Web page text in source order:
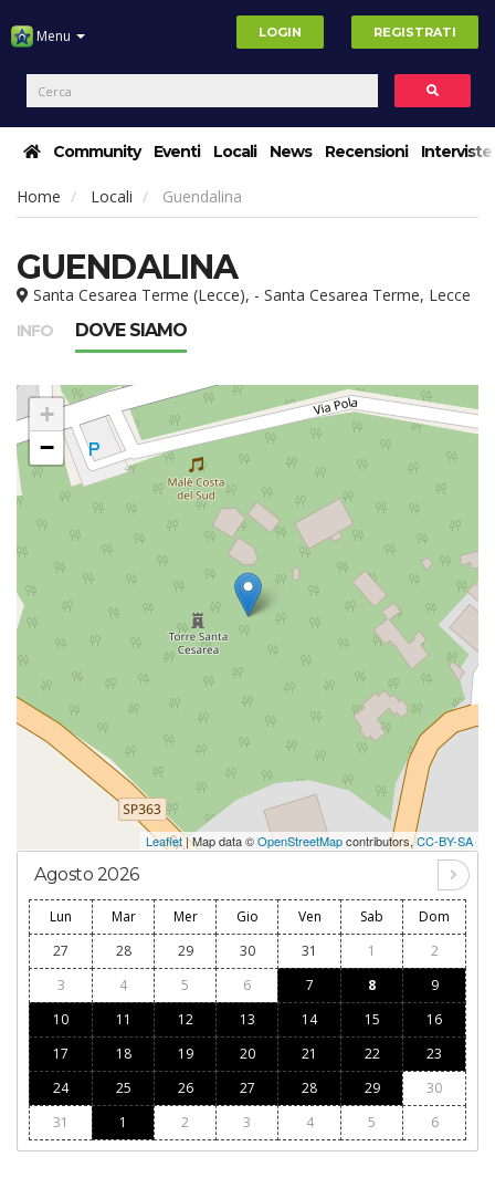
Menu LOGIN REGISTRATI
Community Eventi Locali News Recensioni Interviste
Home Locali Guendalina
GUENDALINA
Santa Cesarea Terme (Lecce), - Santa Cesarea Terme, Lecce
INFO DOVE SIAMO
+
−
Leaflet| Map data ©OpenStreetMapcontributors,CC-BY-SA
Agosto 2026
Lun Mar Mer Gio Ven Sab
Dom
27
28 29 30 31 1
2
3
4 5 6 7 8
9
10
11 12 13 14 15
16
17
18 19 20 21 22
23
24
25 26 27 28 29
30
31
1 2 3 4 5 6